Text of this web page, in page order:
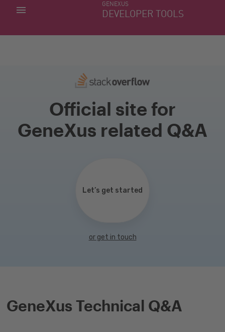
GENEXUS
DEVELOPER TOOLS
MINHAS APLICACÕES
Official site for
GeneXus related Q&A
Let’s get started
or get in touch
GeneXus Technical Q&A